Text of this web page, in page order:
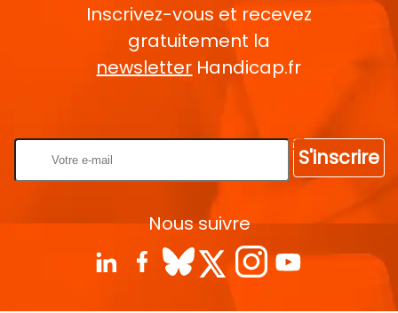
Inscrivez-vous et recevez
gratuitement la
newsletter Handicap.fr
S'inscrire
Nous suivre